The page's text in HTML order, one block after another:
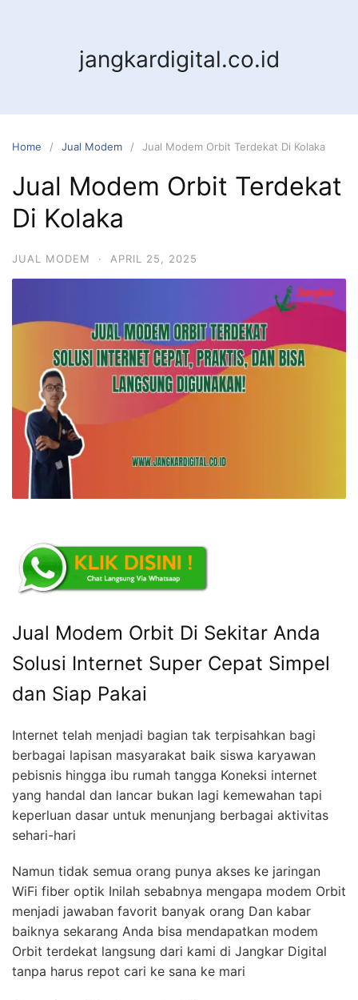
jangkardigital.co.id
Home Jual Modem Jual Modem Orbit Terdekat Di Kolaka
Jual Modem Orbit Terdekat
Di Kolaka
JUAL MODEM · APRIL 25, 2025
Jual Modem Orbit Di Sekitar Anda
Solusi Internet Super Cepat Simpel
dan Siap Pakai
Internet telah menjadi bagian tak terpisahkan bagi
berbagai lapisan masyarakat baik siswa karyawan
pebisnis hingga ibu rumah tangga Koneksi internet
yang handal dan lancar bukan lagi kemewahan tapi
keperluan dasar untuk menunjang berbagai aktivitas
sehari-hari
Namun tidak semua orang punya akses ke jaringan
WiFi fiber optik Inilah sebabnya mengapa modem Orbit
menjadi jawaban favorit banyak orang Dan kabar
baiknya sekarang Anda bisa mendapatkan modem
Orbit terdekat langsung dari kami di Jangkar Digital
tanpa harus repot cari ke sana ke mari